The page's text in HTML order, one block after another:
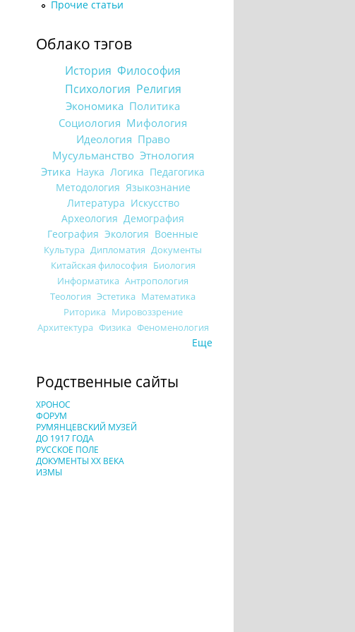
Прочие статьи
Облако тэгов
История Философия
Психология Религия
Экономика Политика
Социология Мифология
Идеология Право
Мусульманство Этнология
Этика Наука Логика Педагогика
Методология Языкознание
Литература Искусство
Археология Демография
География Экология Военные
Культура Дипломатия Документы
Китайская философия Биология
Информатика Антропология
Теология Эстетика Математика
Риторика Мировоззрение
Архитектура Физика Феноменология
Еще
Родственные сайты
ХРОНОС
ФОРУМ
РУМЯНЦЕВСКИЙ МУЗЕЙ
ДО 1917 ГОДА
РУССКОЕ ПОЛЕ
ДОКУМЕНТЫ XX ВЕКА
ИЗМЫ